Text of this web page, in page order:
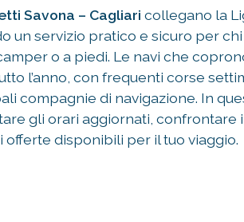
Savona – Cagliari collegano la
un servizio pratico e sicuro per chi
o a piedi. Le navi che
l’anno, con frequenti corse
compagnie di navigazione. In
gli orari aggiornati, confrontare
offerte disponibili per il tuo viaggio.